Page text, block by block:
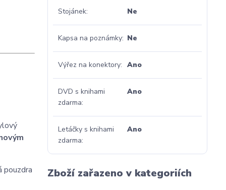
pouzdra
Stojánek Ne
Kapsa na poznámky Ne
Výřez na konektory Ano
DVD s knihami
zdarma
Ano
Letáčky s knihami
zdarma
Ano
Zboží zařazeno v kategoriích